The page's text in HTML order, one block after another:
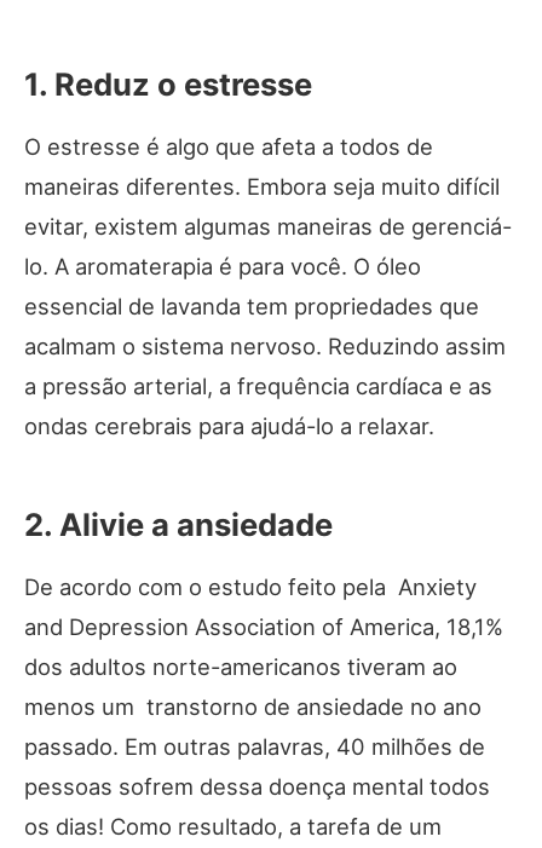
1. Reduz o estresse
O estresse é algo que afeta a todos de
maneiras diferentes. Embora seja muito difícil
evitar, existem algumas maneiras de gerenciá-
lo. A aromaterapia é para você. O óleo
essencial de lavanda tem propriedades que
acalmam o sistema nervoso. Reduzindo assim
a pressão arterial, a frequência cardíaca e as
ondas cerebrais para ajudá-lo a relaxar.
2. Alivie a ansiedade
De acordo com o estudo feito pela Anxiety
and Depression Association of America, 18,1%
dos adultos norte-americanos tiveram ao
menos um transtorno de ansiedade no ano
passado. Em outras palavras, 40 milhões de
pessoas sofrem dessa doença mental todos
os dias! Como resultado, a tarefa de um